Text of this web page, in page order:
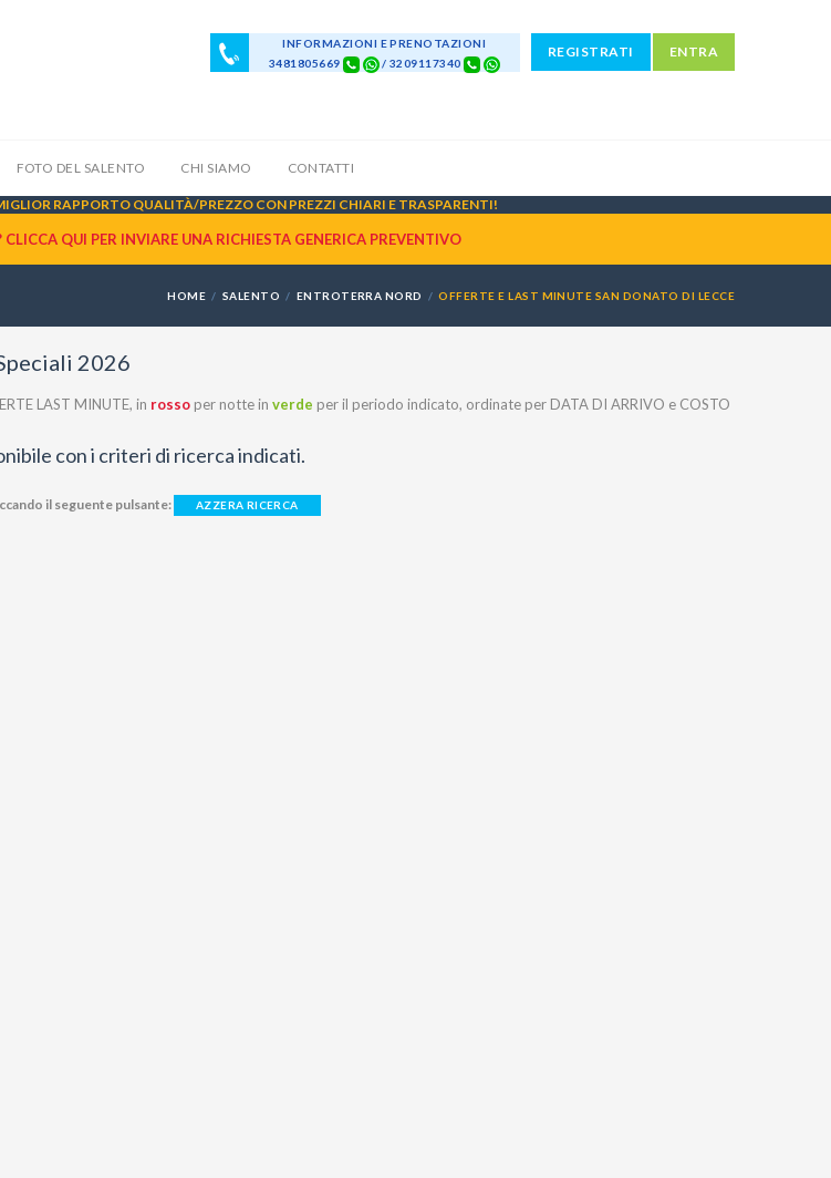
REGISTRATI ENTRA
INFORMAZIONI E PRENOTAZIONI
3481805669
/ 3209117340
FOTO DEL SALENTO CHI SIAMO CONTATTI
RAPPORTO QUALITÀ/PREZZO CON PREZZI CHIARI E TRASPARENTI!
QUI PER INVIARE UNA RICHIESTA GENERICA PREVENTIVO
HOME SALENTO ENTROTERRA NORD OFFERTE E LAST MINUTE SAN DONATO DI LECCE
2026
LAST MINUTE, in rosso per notte in verde per il periodo indicato, ordinate per DATA DI ARRIVO e COSTO
con i criteri di ricerca indicati.
il seguente pulsante: AZZERA RICERCA